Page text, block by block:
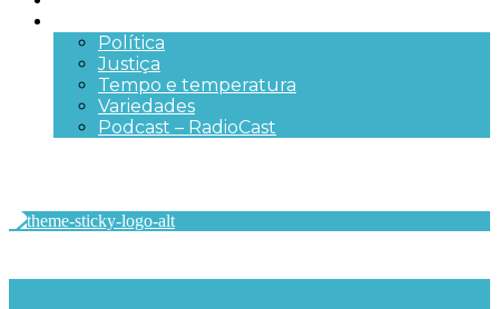
Política
Justiça
Tempo e temperatura
Variedades
Podcast – RadioCast